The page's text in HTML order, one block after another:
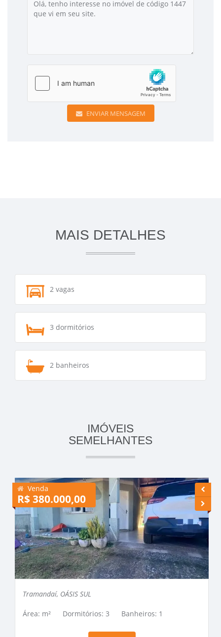
ENVIAR MENSAGEM
MAIS DETALHES
2 vagas
3 dormitórios
2 banheiros
IMÓVEIS
SEMELHANTES
Venda
R$ 380.000,00
Tramandaí, OÁSIS SUL
Área: m² Dormitórios: 3 Banheiros: 1